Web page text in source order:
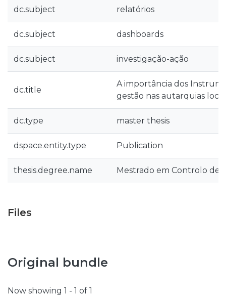
dc.subject relatórios
dc.subject dashboards
dc.subject investigação-ação
dc.title
A importância dos
gestão nas autarquias
dc.type master thesis
dspace.entity.type Publication
thesis.degree.name Mestrado em Controlo de
Files
Original bundle
Now showing 1 - 1 of 1